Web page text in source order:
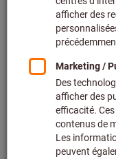
Délai de livraison
Veuillez
Nous
chez le
assortiment
nous.Infos
Ajouter à la liste de